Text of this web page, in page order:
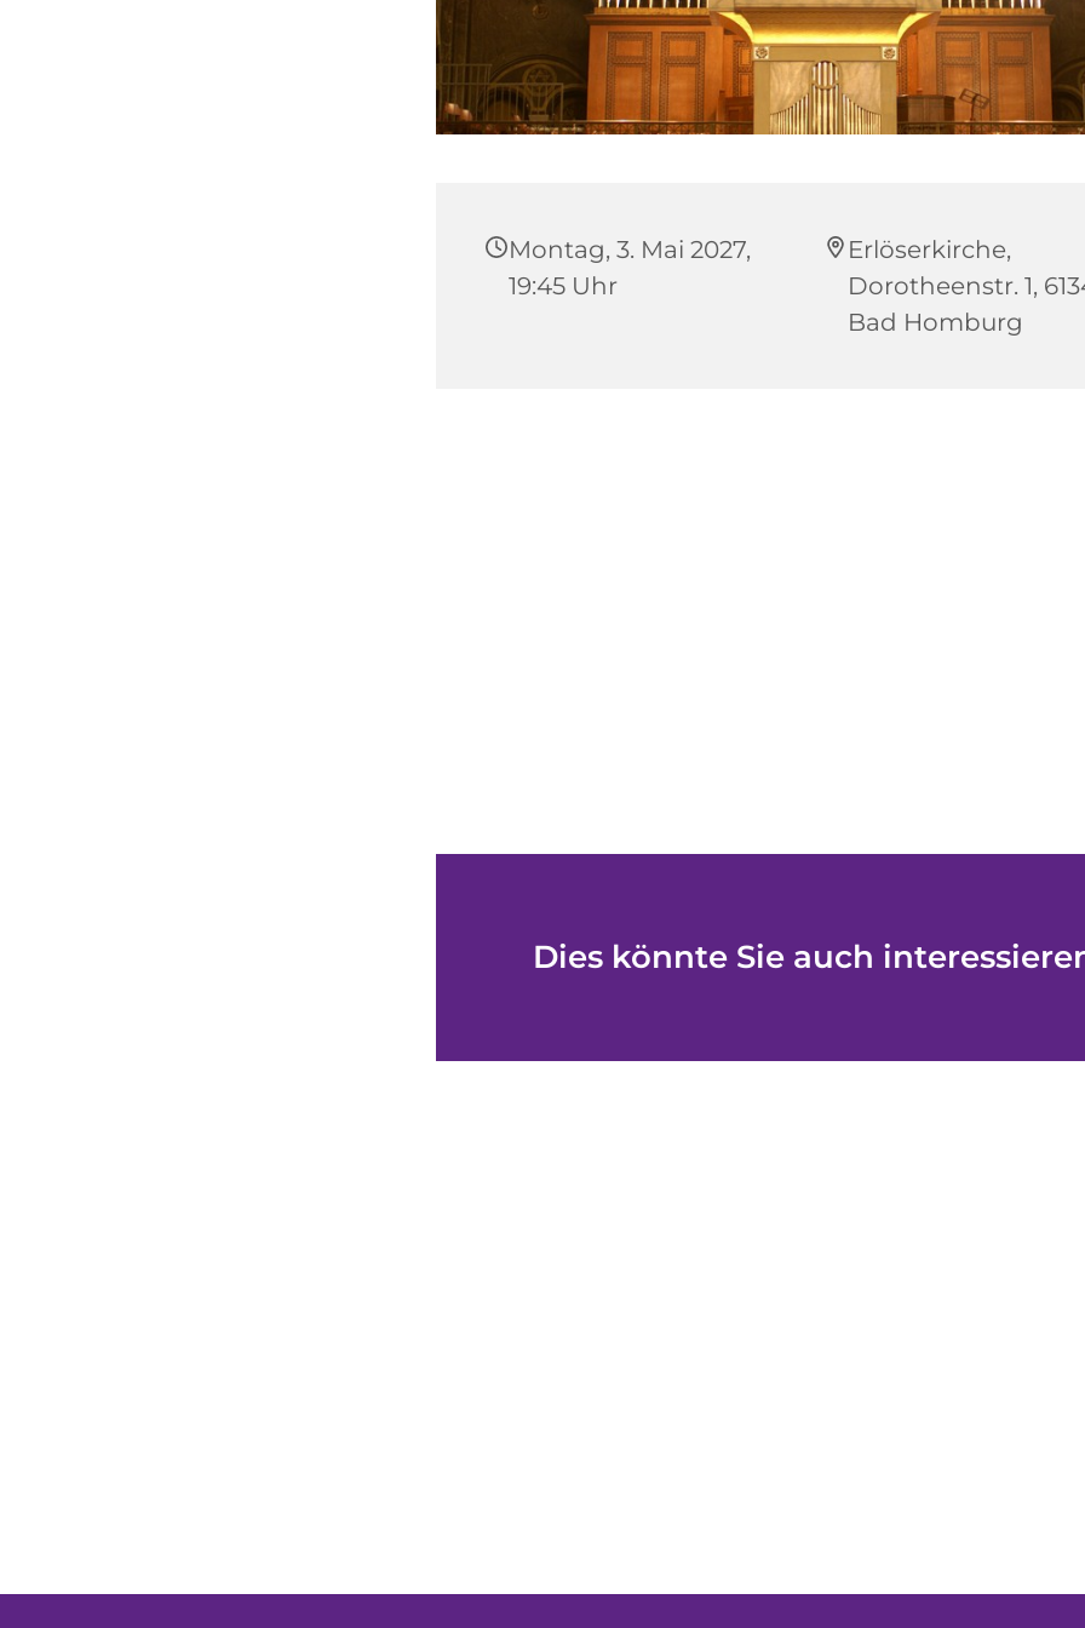
Montag, 3. Mai 2027,
19:45 Uhr
Erlöserkirche,
Dorotheenstr. 1,
Bad Homburg
Dies könnte Sie auch